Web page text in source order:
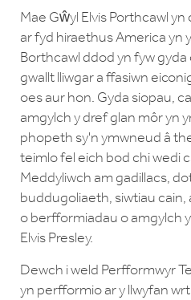
Mae Gŵyl Elvis Porthcawl
ar fyd hiraethus America yn
Borthcawl ddod yn fyw
gwallt lliwgar a ffasiwn
oes aur hon. Gyda siopau,
amgylch y dref glan môr yn
phopeth sy'n ymwneud â
teimlo fel eich bod chi wedi
Meddyliwch am gadillacs,
buddugoliaeth, siwtiau
o berfformiadau o amgylch
Elvis Presley.
Dewch i weld Perfformwyr
yn perfformio ar y llwyfan